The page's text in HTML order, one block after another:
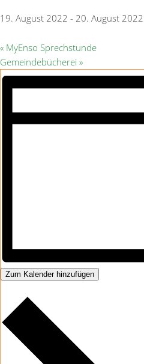
19. August 2022 - 20. August 2022
« MyEnso Sprechstunde
Gemeindebücherei »
Zum Kalender hinzufügen